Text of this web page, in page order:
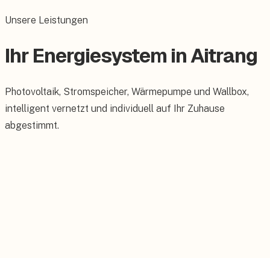
Unsere Leistungen
Ihr Energiesystem in Aitrang
Photovoltaik, Stromspeicher, Wärmepumpe und Wallbox,
intelligent vernetzt und individuell auf Ihr Zuhause
abgestimmt.